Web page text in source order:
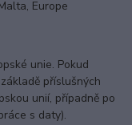
Europe
unie. Pokud
příslušných
unií, případně po
s daty).